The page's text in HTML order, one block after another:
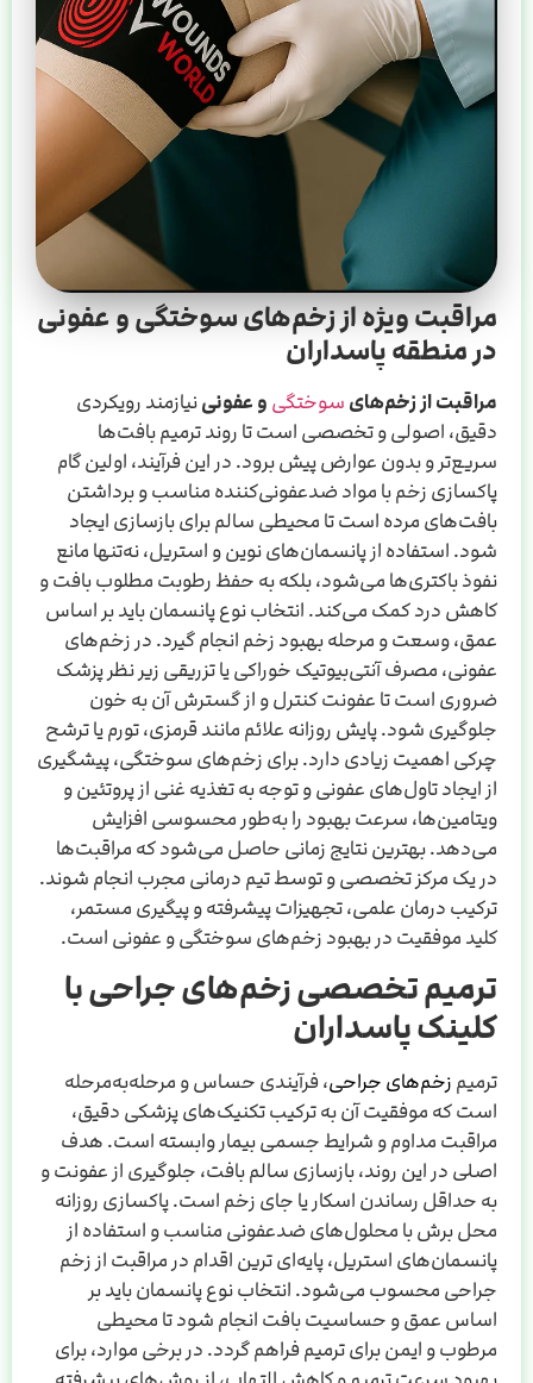
مراقبت ویژه از زخم‌های سوختگی و عفونی
در منطقه پاسداران
مراقبت از زخم‌های سوختگی و عفونینیازمند رویکردی
دقیق، اصولی و تخصصی است تا روند ترمیم بافت‌ها
سریع‌تر و بدون عوارض پیش برود. در این فرآیند، اولین گام
پاکسازی زخم با مواد ضدعفونی‌کننده مناسب و برداشتن
بافت‌های مرده است تا محیطی سالم برای بازسازی ایجاد
شود. استفاده از پانسمان‌های نوین و استریل، نه‌تنها مانع
نفوذ باکتری‌ها می‌شود، بلکه به حفظ رطوبت مطلوب بافت و
کاهش درد کمک می‌کند. انتخاب نوع پانسمان باید بر اساس
عمق، وسعت و مرحله بهبود زخم انجام گیرد. در زخم‌های
عفونی، مصرف آنتی‌بیوتیک خوراکی یا تزریقی زیر نظر پزشک
ضروری است تا عفونت کنترل و از گسترش آن به خون
جلوگیری شود. پایش روزانه علائم مانند قرمزی، تورم یا ترشح
چرکی اهمیت زیادی دارد. برای زخم‌های سوختگی، پیشگیری
از ایجاد تاول‌های عفونی و توجه به تغذیه غنی از پروتئین و
ویتامین‌ها، سرعت بهبود را به‌طور محسوسی افزایش
می‌دهد. بهترین نتایج زمانی حاصل می‌شود که مراقبت‌ها
در یک مرکز تخصصی و توسط تیم درمانی مجرب انجام شوند.
ترکیب درمان علمی، تجهیزات پیشرفته و پیگیری مستمر،
کلید موفقیت در بهبود زخم‌های سوختگی و عفونی است.
ترمیم تخصصی زخم‌های جراحی با
کلینک پاسداران
ترمیم زخم‌های جراحی، فرآیندی حساس و مرحله‌به‌مرحله
است که موفقیت آن به ‌ترکیب تکنیک‌های پزشکی دقیق،
مراقبت مداوم و شرایط جسمی بیمار وابسته است. هدف
اصلی در این روند، بازسازی سالم بافت، جلوگیری از عفونت و
به حداقل رساندن اسکار یا جای زخم است. پاکسازی روزانه
محل برش با محلول‌های ضدعفونی مناسب و استفاده از
پانسمان‌های استریل، پایه‌ای‌ ترین اقدام در مراقبت از زخم
جراحی محسوب می‌شود. انتخاب نوع پانسمان باید بر
اساس عمق و حساسیت بافت انجام شود تا محیطی
مرطوب و ایمن برای ترمیم فراهم گردد. در برخی موارد، برای